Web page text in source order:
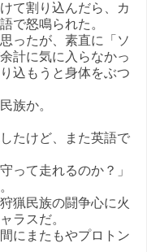
て割り込んだら、カ
で怒鳴られた。
ったが、素直に「ソ
計に気に入らなかっ
込もうと身体をぶつ
族か。
たけど、また英語で
って走れるのか？」
猟民族の闘争心に火
ラスだ。
にまたもやプロトン